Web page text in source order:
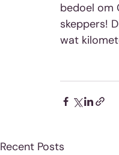
bedoel om
skeppers!
wat
Recent Posts